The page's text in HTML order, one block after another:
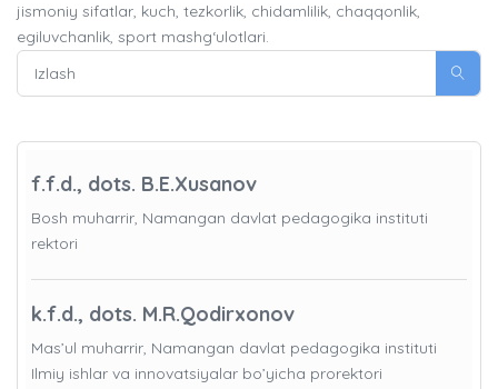
jismoniy sifatlar, kuch, tezkorlik, chidamlilik, chaqqonlik,
egiluvchanlik, sport mashg‘ulotlari.
f.f.d., dots. B.E.Xusanov
Bosh muharrir, Namangan davlat pedagogika instituti
rektori
k.f.d., dots. M.R.Qodirxonov
Mas’ul muharrir, Namangan davlat pedagogika instituti
Ilmiy ishlar va innovatsiyalar bo’yicha prorektori